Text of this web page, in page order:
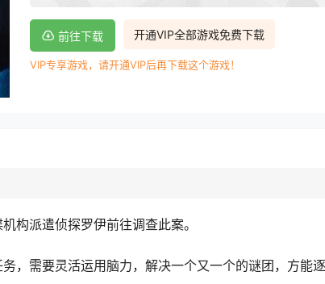
开通VIP全部游戏免费下载
前往下载
VIP专享游戏，请开通VIP后再下载这个游戏！
构派遣侦探罗伊前往调查此案。
，需要灵活运用脑力，解决一个又一个的谜团，方能逐